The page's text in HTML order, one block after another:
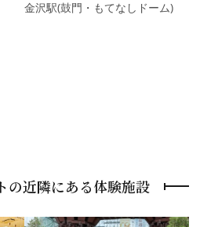
金沢駅(鼓門・もてなしドーム)
の近隣にある体験施設